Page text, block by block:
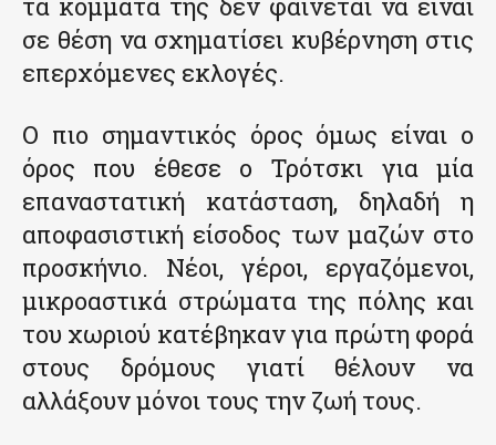
τα κόμματα της δεν φαίνεται να είναι
σε θέση να σχηματίσει κυβέρνηση στις
επερχόμενες εκλογές.
Ο πιο σημαντικός όρος όμως είναι ο
όρος που έθεσε ο Τρότσκι για μία
επαναστατική κατάσταση, δηλαδή η
αποφασιστική είσοδος των μαζών στο
προσκήνιο. Νέοι, γέροι, εργαζόμενοι,
μικροαστικά στρώματα της πόλης και
του χωριού κατέβηκαν για πρώτη φορά
στους δρόμους γιατί θέλουν να
αλλάξουν μόνοι τους την ζωή τους.